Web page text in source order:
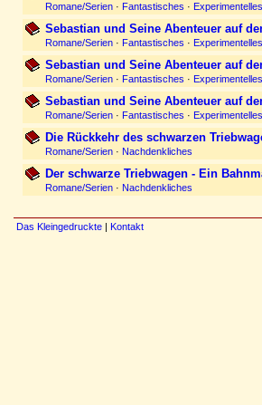
Romane/Serien · Fantastisches · Experimentelles
Sebastian und Seine Abenteuer auf
Romane/Serien · Fantastisches · Experimentelles
Sebastian und Seine Abenteuer auf
Romane/Serien · Fantastisches · Experimentelles
Sebastian und Seine Abenteuer auf
Romane/Serien · Fantastisches · Experimentelles
Die Rückkehr des schwarzen
Romane/Serien · Nachdenkliches
Der schwarze Triebwagen - Ein
Romane/Serien · Nachdenkliches
Das Kleingedruckte | Kontakt